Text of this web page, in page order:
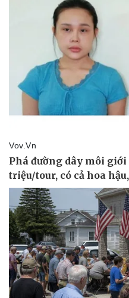
Lịch thi đấu bóng đá
Thế giới thể thao
Hậu trường